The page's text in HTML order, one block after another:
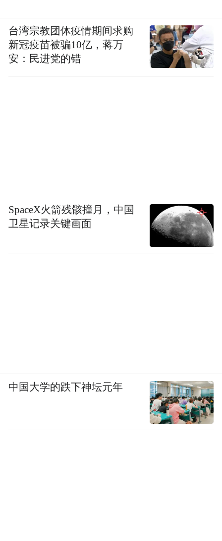
台湾宗教团体疫情期间求购
新冠疫苗被骗10亿，蒋万
安：民进党的错
SpaceX火箭残骸撞月，中国
卫星记录关键画面
中国大学的跌下神坛元年